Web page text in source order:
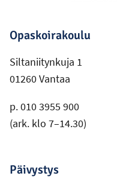
Opaskoirakoulu
Siltaniitynkuja 1
01260 Vantaa
p. 010 3955 900
(ark. klo 7–14.30)
Päivystys